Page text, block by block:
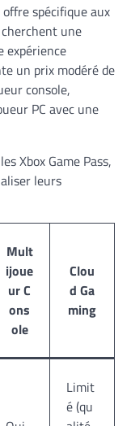
spécifique aux
une
expérience
un prix modéré de
console,
PC avec une
Xbox Game Pass,
leurs
Mult
ijoue
ur C
ons
ole
Clou
d Ga
ming
Limit
é (qu